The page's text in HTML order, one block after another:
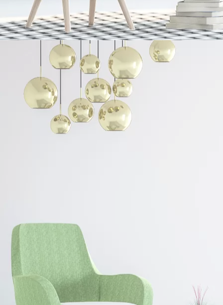
リ・スレート
クラックブロック